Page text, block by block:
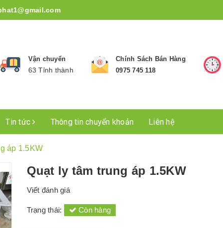
Vận chuyển
63 Tỉnh thành
Chính Sách Bán Hàng
0975 745 118
Tin tức Thông tin chuyển khoản Liên hệ
áp 1.5KW
Quạt ly tâm trung áp 1.5KW
Viết đánh giá
Trạng thái: Còn hàng